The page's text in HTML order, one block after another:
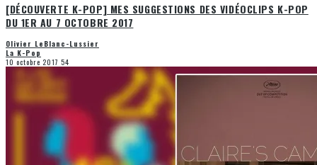
[DÉCOUVERTE K-POP] MES SUGGESTIONS DES VIDÉOCLIPS K-POP
DU 1ER AU 7 OCTOBRE 2017
Olivier LeBlanc-Lussier
La K-Pop
10 octobre 2017 54